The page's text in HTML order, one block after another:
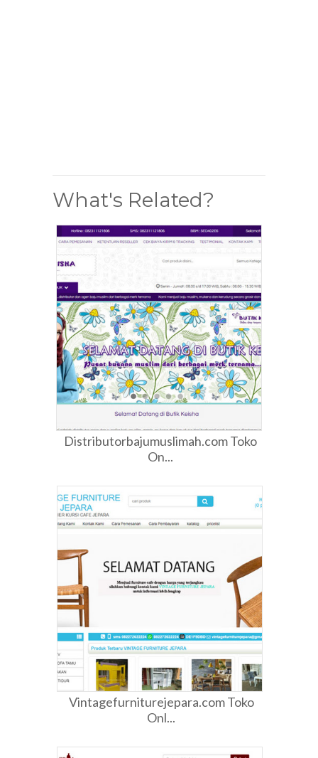
What's Related?
Distributorbajumuslimah.com Toko
On...
Vintagefurniturejepara.com Toko
Onl...